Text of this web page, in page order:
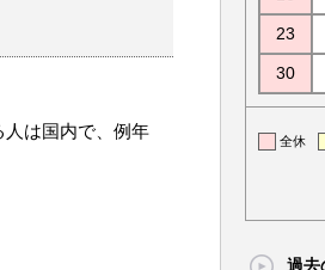
人は国内で、例年
23
30
全休
過去